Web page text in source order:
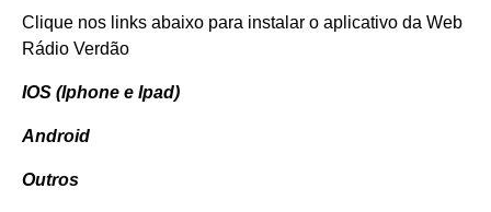
Clique nos links abaixo para instalar o aplicativo da Web
Rádio Verdão
IOS (Iphone e Ipad)
Android
Outros